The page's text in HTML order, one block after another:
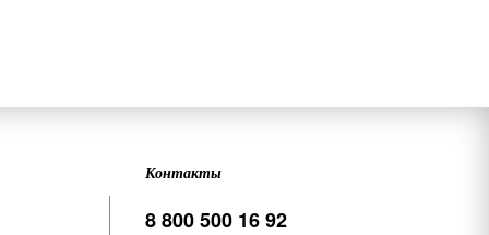
Контакты
8 800 500 16 92